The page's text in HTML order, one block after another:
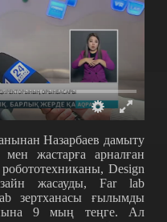
Назарбаев дамыту
жастарға арналған
Design
жасауды, Far lab
зертханасы ғылымды
9 мың теңге. Ал